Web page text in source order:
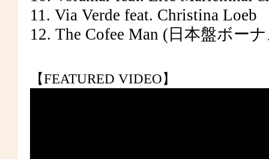
11. Via Verde feat. Christina Loeb
12. The Cofee Man (日本盤ボー
【FEATURED VIDEO】